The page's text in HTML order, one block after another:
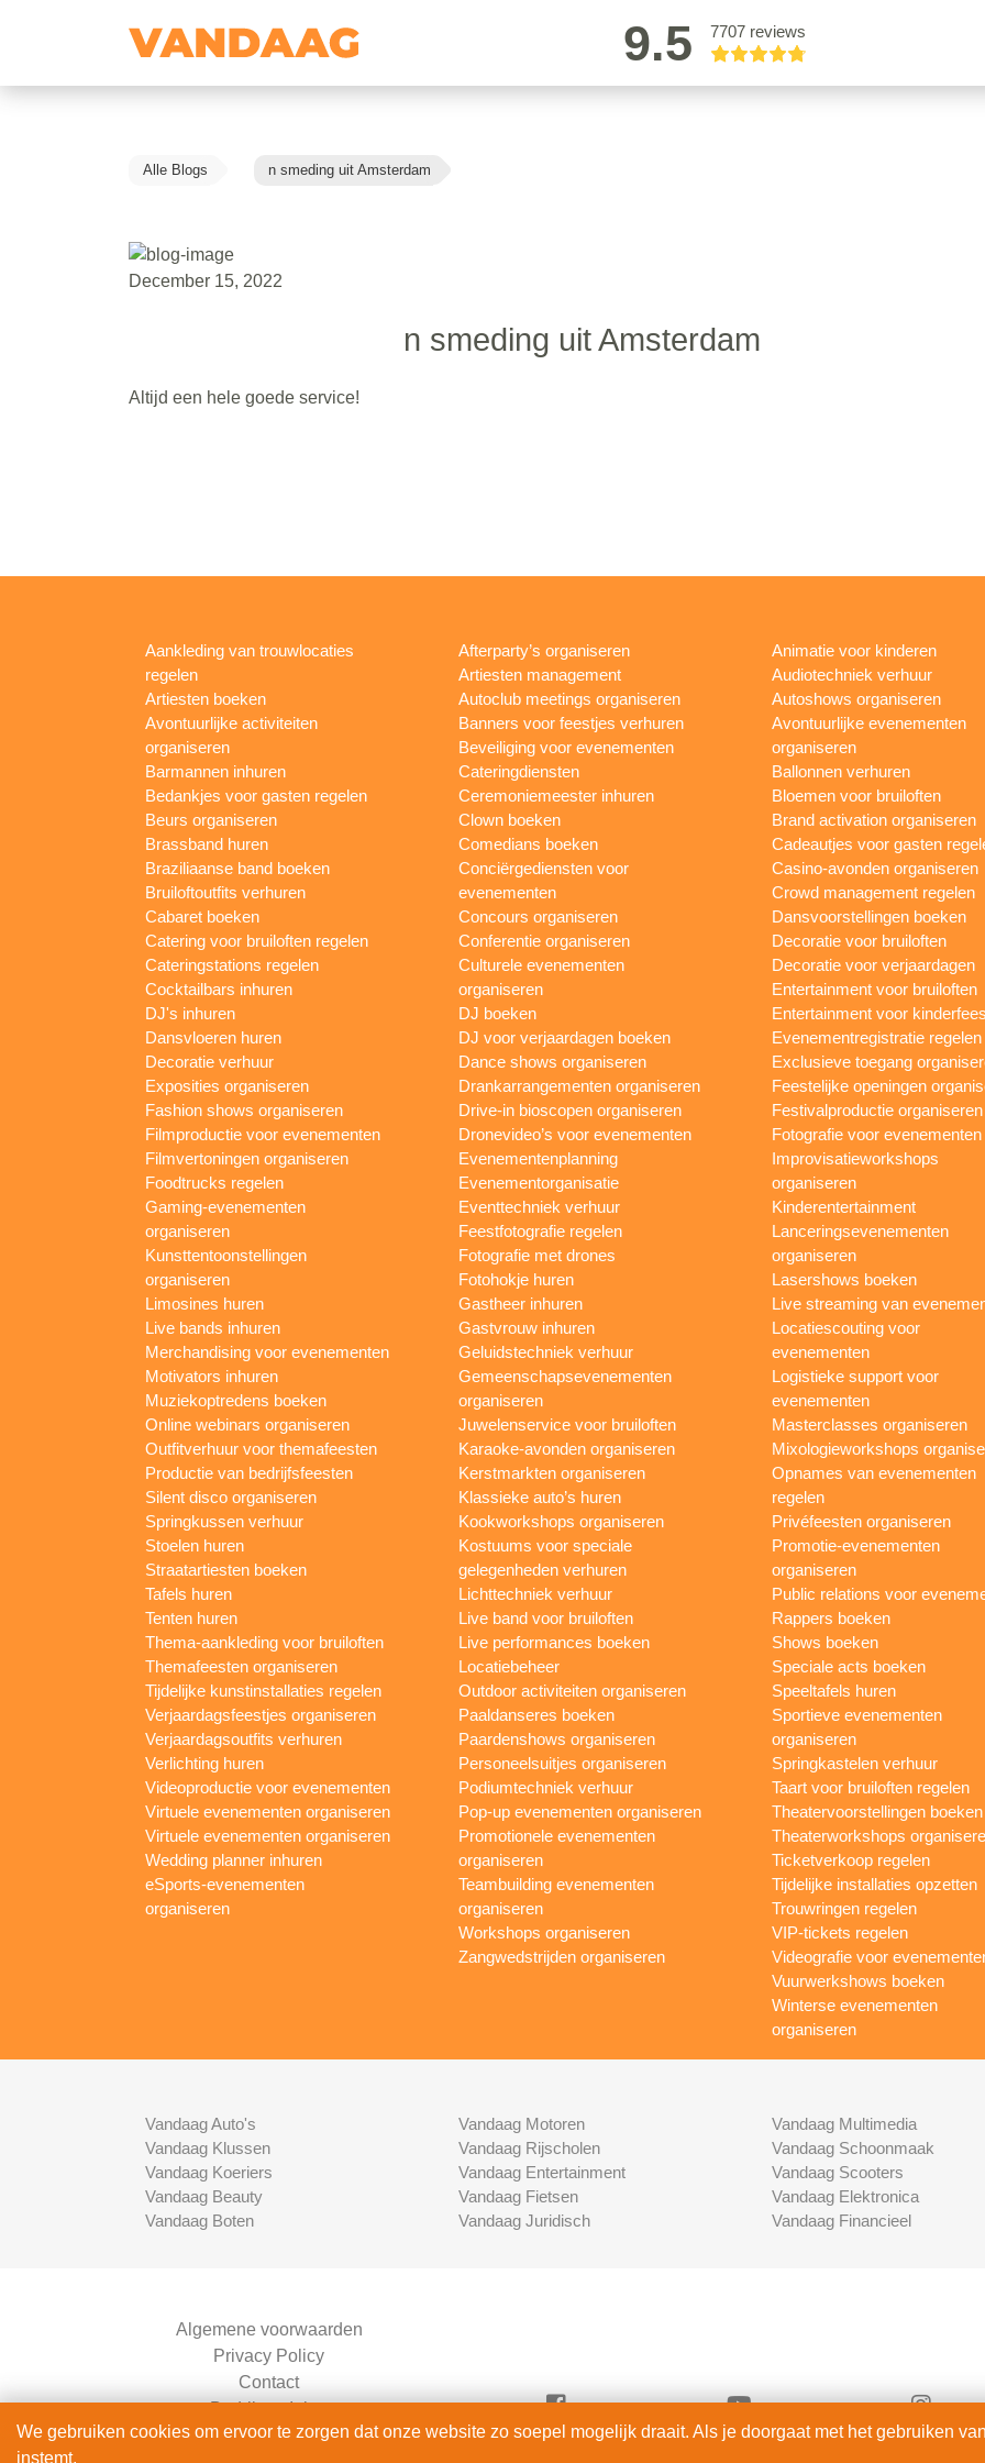
9.5 7707 reviews
Alle Blogs n smeding uit Amsterdam
December 15, 2022
n smeding uit Amsterdam
Altijd een hele goede service!
Aankleding van trouwlocaties
regelen
Artiesten boeken
Avontuurlijke activiteiten
organiseren
Barmannen inhuren
Bedankjes voor gasten regelen
Beurs organiseren
Brassband huren
Braziliaanse band boeken
Bruiloftoutfits verhuren
Cabaret boeken
Catering voor bruiloften regelen
Cateringstations regelen
Cocktailbars inhuren
DJ's inhuren
Dansvloeren huren
Decoratie verhuur
Exposities organiseren
Fashion shows organiseren
Filmproductie voor evenementen
Filmvertoningen organiseren
Foodtrucks regelen
Gaming-evenementen
organiseren
Kunsttentoonstellingen
organiseren
Limosines huren
Live bands inhuren
Merchandising voor evenementen
Motivators inhuren
Muziekoptredens boeken
Online webinars organiseren
Outfitverhuur voor themafeesten
Productie van bedrijfsfeesten
Silent disco organiseren
Springkussen verhuur
Stoelen huren
Straatartiesten boeken
Tafels huren
Tenten huren
Thema-aankleding voor bruiloften
Themafeesten organiseren
Tijdelijke kunstinstallaties regelen
Verjaardagsfeestjes organiseren
Verjaardagsoutfits verhuren
Verlichting huren
Videoproductie voor evenementen
Virtuele evenementen organiseren
Virtuele evenementen organiseren
Wedding planner inhuren
eSports-evenementen
organiseren
Afterparty’s organiseren
Artiesten management
Autoclub meetings organiseren
Banners voor feestjes verhuren
Beveiliging voor evenementen
Cateringdiensten
Ceremoniemeester inhuren
Clown boeken
Comedians boeken
Conciërgediensten voor
evenementen
Concours organiseren
Conferentie organiseren
Culturele evenementen
organiseren
DJ boeken
DJ voor verjaardagen boeken
Dance shows organiseren
Drankarrangementen organiseren
Drive-in bioscopen organiseren
Dronevideo’s voor evenementen
Evenementenplanning
Evenementorganisatie
Eventtechniek verhuur
Feestfotografie regelen
Fotografie met drones
Fotohokje huren
Gastheer inhuren
Gastvrouw inhuren
Geluidstechniek verhuur
Gemeenschapsevenementen
organiseren
Juwelenservice voor bruiloften
Karaoke-avonden organiseren
Kerstmarkten organiseren
Klassieke auto’s huren
Kookworkshops organiseren
Kostuums voor speciale
gelegenheden verhuren
Lichttechniek verhuur
Live band voor bruiloften
Live performances boeken
Locatiebeheer
Outdoor activiteiten organiseren
Paaldanseres boeken
Paardenshows organiseren
Personeelsuitjes organiseren
Podiumtechniek verhuur
Pop-up evenementen organiseren
Promotionele evenementen
organiseren
Teambuilding evenementen
organiseren
Workshops organiseren
Zangwedstrijden organiseren
Animatie voor kinderen
Audiotechniek verhuur
Autoshows organiseren
Avontuurlijke evenementen
organiseren
Ballonnen verhuren
Bloemen voor bruiloften
Brand activation organiseren
Cadeautjes voor gasten
Casino-avonden organiseren
Crowd management regelen
Dansvoorstellingen boeken
Decoratie voor bruiloften
Decoratie voor verjaardagen
Entertainment voor bruiloften
Entertainment voor
Evenementregistratie regelen
Exclusieve toegang
Feestelijke openingen
Festivalproductie organiseren
Fotografie voor evenementen
Improvisatieworkshops
organiseren
Kinderentertainment
Lanceringsevenementen
organiseren
Lasershows boeken
Live streaming van
Locatiescouting voor
evenementen
Logistieke support voor
evenementen
Masterclasses organiseren
Mixologieworkshops
Opnames van evenementen
regelen
Privéfeesten organiseren
Promotie-evenementen
organiseren
Public relations voor
Rappers boeken
Shows boeken
Speciale acts boeken
Speeltafels huren
Sportieve evenementen
organiseren
Springkastelen verhuur
Taart voor bruiloften regelen
Theatervoorstellingen boeken
Theaterworkshops
Ticketverkoop regelen
Tijdelijke installaties opzetten
Trouwringen regelen
VIP-tickets regelen
Videografie voor
Vuurwerkshows boeken
Winterse evenementen
organiseren
Vandaag Auto's
Vandaag Klussen
Vandaag Koeriers
Vandaag Beauty
Vandaag Boten
Vandaag Motoren
Vandaag Rijscholen
Vandaag Entertainment
Vandaag Fietsen
Vandaag Juridisch
Vandaag Multimedia
Vandaag Schoonmaak
Vandaag Scooters
Vandaag Elektronica
Vandaag Financieel
Algemene voorwaarden
Privacy Policy
Contact
Bedrijven Inlog
We gebruiken cookies om ervoor te zorgen dat onze website zo soepel mogelijk draait. Als je doorgaat met het gebruiken
instemt.